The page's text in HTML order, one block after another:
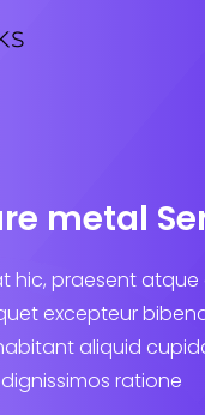
metal
hic, praesent atque
excepteur
aliquid
dignissimos ratione